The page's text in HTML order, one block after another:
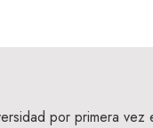
por primera vez